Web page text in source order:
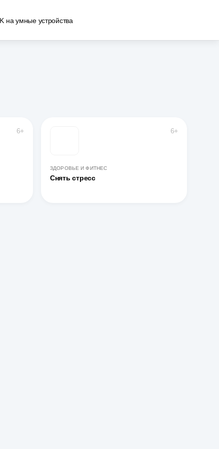
на умные устройства
6+ 6+
ЗДОРОВЬЕ И ФИТНЕС
Снять стресс